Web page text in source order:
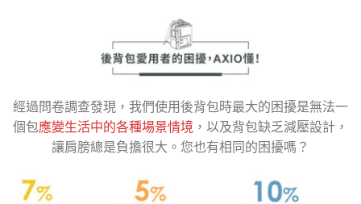
經過問卷調查發現，我們使用後背包時最大的困擾是無法一
個包應變生活中的各種場景情境 ，以及背包缺乏減壓設計，
讓肩膀總是負擔很大。您也有相同的困擾嗎？